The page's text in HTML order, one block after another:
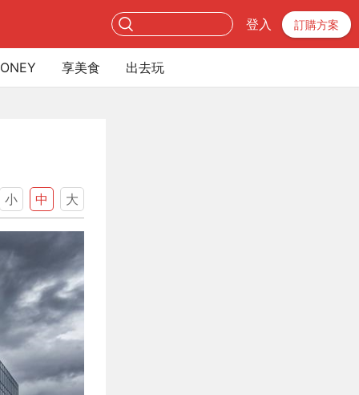
登入 訂購方案
享美食 出去玩
小 中 大